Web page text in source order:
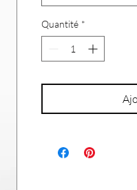
Quantité *